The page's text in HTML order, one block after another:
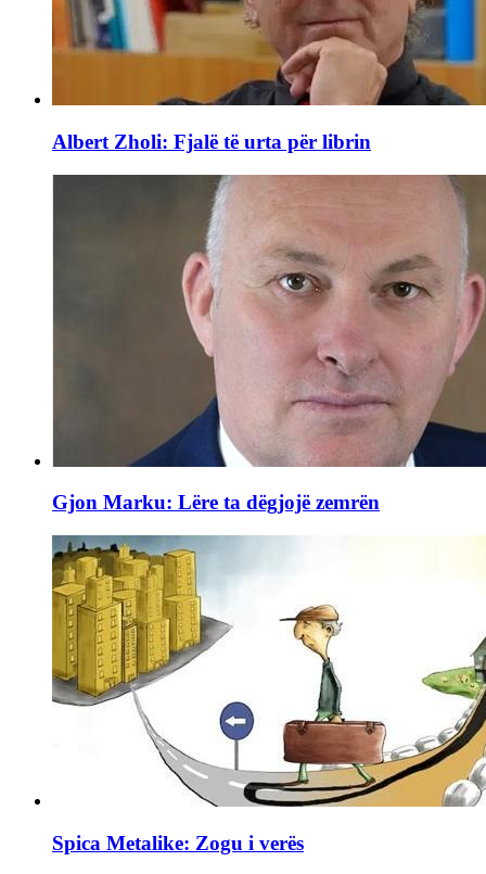
Albert Zholi: Fjalë të urta për librin
Gjon Marku: Lëre ta dëgjojë zemrën
Spica Metalike: Zogu i verës